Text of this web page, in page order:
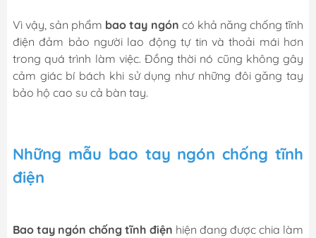
Vì vậy, sản phẩm bao tay ngón có khả năng chống tĩnh
điện đảm bảo người lao động tự tin và thoải mái hơn
trong quá trình làm việc. Đồng thời nó cũng không gây
cảm giác bí bách khi sử dụng như những đôi găng tay
bảo hộ cao su cả bàn tay.
Những mẫu bao tay ngón chống tĩnh
điện
Bao tay ngón chống tĩnh điện hiện đang được chia làm